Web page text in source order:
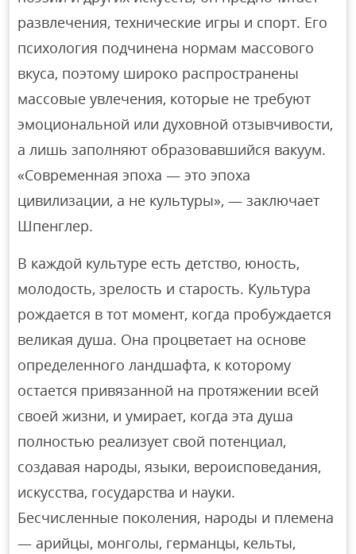
развлечения, технические игры и спорт. Его
психология подчинена нормам массового
вкуса, поэтому широко распространены
массовые увлечения, которые не требуют
эмоциональной или духовной отзывчивости,
а лишь заполняют образовавшийся вакуум.
«Современная эпоха — это эпоха
цивилизации, а не культуры», — заключает
Шпенглер.
В каждой культуре есть детство, юность,
молодость, зрелость и старость. Культура
рождается в тот момент, когда пробуждается
великая душа. Она процветает на основе
определенного ландшафта, к которому
остается привязанной на протяжении всей
своей жизни, и умирает, когда эта душа
полностью реализует свой потенциал,
создавая народы, языки, вероисповедания,
искусства, государства и науки.
Бесчисленные поколения, народы и племена
— арийцы, монголы, германцы, кельты,